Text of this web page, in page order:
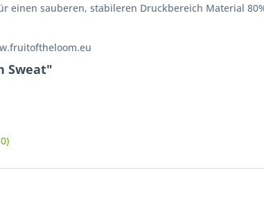
einen sauberen, stabileren Druckbereich Material
Sweat"